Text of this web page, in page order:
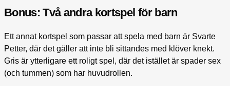
Bonus: Två andra kortspel för barn
Ett annat kortspel som passar att spela med barn är Svarte
Petter, där det gäller att inte bli sittandes med klöver knekt.
Gris är ytterligare ett roligt spel, där det istället är spader sex
(och tummen) som har huvudrollen.